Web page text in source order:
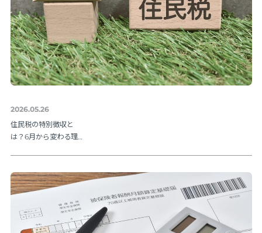
2026.05.26
住民税の特別徴収と
は？6月から変わる理由